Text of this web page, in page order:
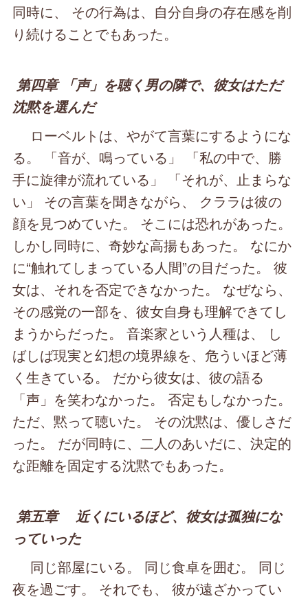
同時に、 その行為は、自分自身の存在感を削
り続けることでもあった。
第四章 「声」を聴く男の隣で、彼女はただ
沈黙を選んだ
ローベルトは、やがて言葉にするようにな
る。 「音が、鳴っている」 「私の中で、勝
手に旋律が流れている」 「それが、止まらな
い」 その言葉を聞きながら、 クララは彼の
顔を見つめていた。 そこには恐れがあった。
しかし同時に、奇妙な高揚もあった。 なにか
に“触れてしまっている人間”の目だった。 彼
女は、それを否定できなかった。 なぜなら、
その感覚の一部を、彼女自身も理解できてし
まうからだった。 音楽家という人種は、 し
ばしば現実と幻想の境界線を、危ういほど薄
く生きている。 だから彼女は、彼の語る
「声」を笑わなかった。 否定もしなかった。
ただ、黙って聴いた。 その沈黙は、優しさだ
った。 だが同時に、二人のあいだに、決定的
な距離を固定する沈黙でもあった。
第五章 近くにいるほど、彼女は孤独にな
っていった
同じ部屋にいる。 同じ食卓を囲む。 同じ
夜を過ごす。 それでも、 彼が遠ざかってい